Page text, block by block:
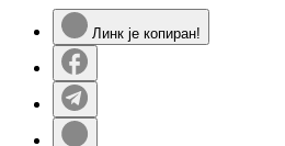
Линк је копиран!